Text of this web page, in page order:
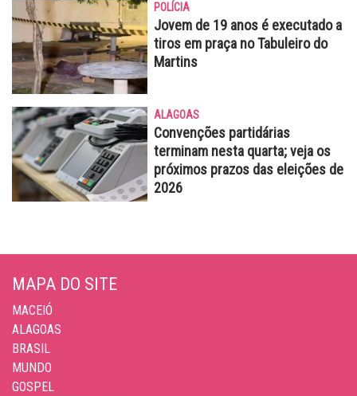
POLÍCIA
Jovem de 19 anos é executado a
tiros em praça no Tabuleiro do
Martins
ALAGOAS
Convenções partidárias
terminam nesta quarta; veja os
próximos prazos das eleições de
2026
MAPA DO SITE
MACEIÓ
ALAGOAS
BRASIL
MUNDO
GOSPEL